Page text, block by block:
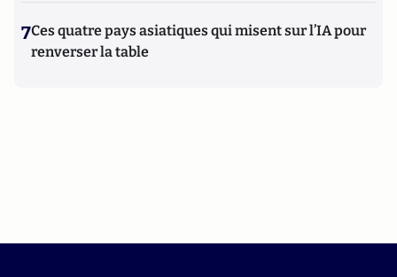
7Ces quatre pays asiatiques qui misent sur l’IA pour
renverser la table